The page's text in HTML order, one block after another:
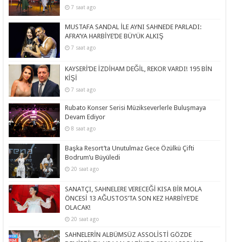
7 saat ago
MUSTAFA SANDAL İLE AYNI SAHNEDE PARLADI:
AFRA’YA HARBİYE’DE BÜYÜK ALKIŞ
7 saat ago
KAYSERİ’DE İZDİHAM DEĞİL, REKOR VARDI! 195 BİN
KİŞİ
7 saat ago
Rubato Konser Serisi Müzikseverlerle Buluşmaya
Devam Ediyor
8 saat ago
Başka Resort’ta Unutulmaz Gece Özülkü Çifti
Bodrum’u Büyüledi
20 saat ago
SANATÇI, SAHNELERE VERECEĞİ KISA BİR MOLA
ÖNCESİ 13 AĞUSTOS’TA SON KEZ HARBİYE’DE
OLACAK!
20 saat ago
SAHNELERİN ALBÜMSÜZ ASSOLİSTİ GÖZDE